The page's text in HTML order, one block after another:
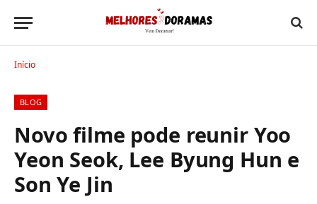
Início
BLOG
Novo filme pode reunir Yoo
Yeon Seok, Lee Byung Hun e
Son Ye Jin